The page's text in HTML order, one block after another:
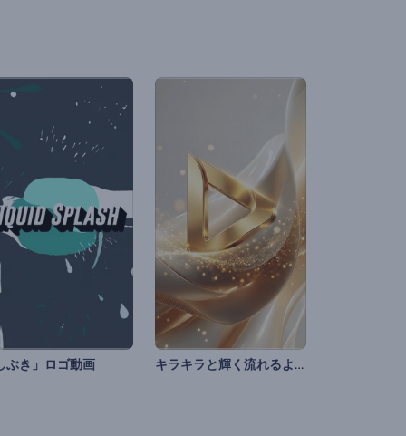
ぶき」ロゴ動画 キラキラと輝く流れるような生地の紹介